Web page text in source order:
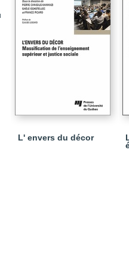
L' envers du décor